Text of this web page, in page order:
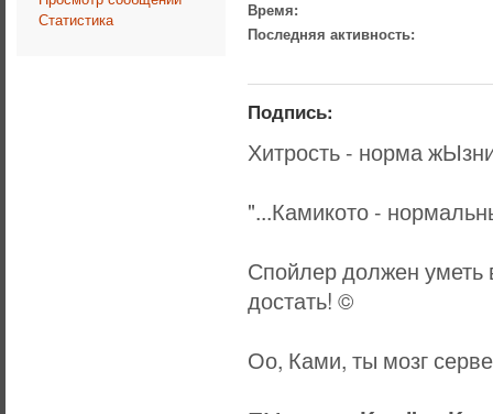
Статистика
Время:
Последняя активность:
Подпись:
Хитрость - норма
"...Камикото -
Спойлер должен уметь
достать! ©
Оо, Ками, ты мозг